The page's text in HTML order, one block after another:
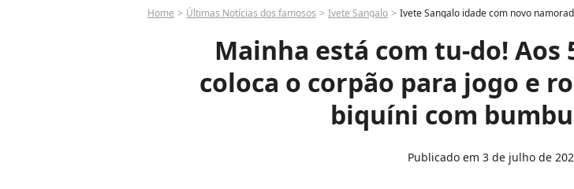
Home Últimas Notícias dos famosos Ivete Sangalo Ivete Sangalo idade com novo
Mainha está com tu-do! Aos
coloca o corpão para jogo e
biquíni com
Publicado em 3 de julho de